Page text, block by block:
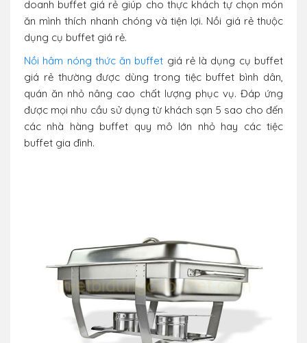
doanh buffet giá rẻ giúp cho thực khách tự chọn món
ăn mình thích nhanh chóng và tiện lợi. Nồi giá rẻ thuộc
dụng cụ buffet giá rẻ.
Nồi hâm nóng thức ăn buffet giá rẻ là dụng cụ buffet
giá rẻ thường được dùng trong tiệc buffet bình dân,
quán ăn nhỏ nâng cao chất lượng phục vụ. Đáp ứng
được mọi nhu cầu sử dụng từ khách sạn 5 sao cho đến
các nhà hàng buffet quy mô lớn nhỏ hay các tiệc
buffet gia đình.